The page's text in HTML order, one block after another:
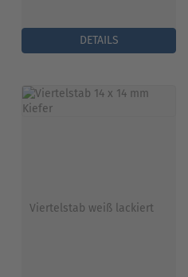
DETAILS
Viertelstab weiß lackiert